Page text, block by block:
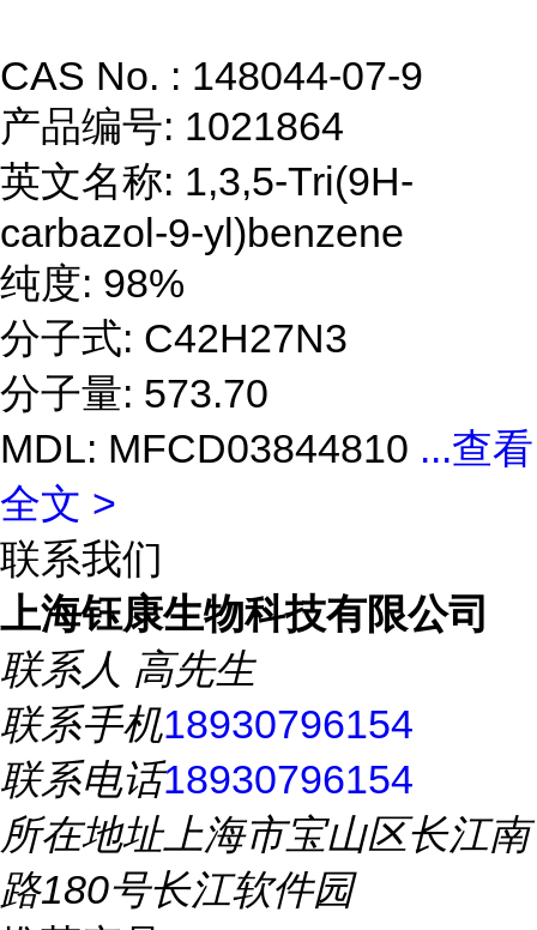
CAS No. : 148044-07-9
产品编号: 1021864
英文名称: 1,3,5-Tri(9H-
carbazol-9-yl)benzene
纯度: 98%
分子式: C42H27N3
分子量: 573.70
MDL: MFCD03844810 ...查看
全文 >
联系我们
上海钰康生物科技有限公司
联系人 高先生
联系手机18930796154
联系电话18930796154
所在地址上海市宝山区长江南
路180号长江软件园